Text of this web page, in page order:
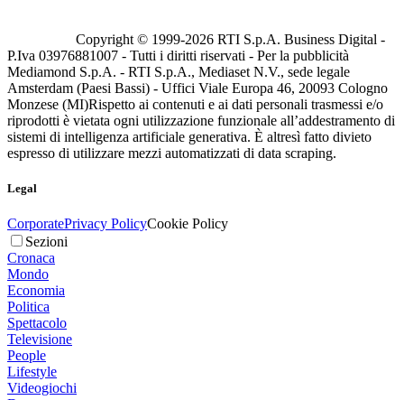
Copyright © 1999-2026 RTI S.p.A. Business Digital -
P.Iva 03976881007 - Tutti i diritti riservati - Per la pubblicità
Mediamond S.p.A. - RTI S.p.A., Mediaset N.V., sede legale
Amsterdam (Paesi Bassi) - Uffici Viale Europa 46, 20093 Cologno
Monzese (MI)Rispetto ai contenuti e ai dati personali trasmessi e/o
riprodotti è vietata ogni utilizzazione funzionale all’addestramento di
sistemi di intelligenza artificiale generativa. È altresì fatto divieto
espresso di utilizzare mezzi automatizzati di data scraping.
Legal
CorporatePrivacy PolicyCookie Policy
Sezioni
Cronaca
Mondo
Economia
Politica
Spettacolo
Televisione
People
Lifestyle
Videogiochi